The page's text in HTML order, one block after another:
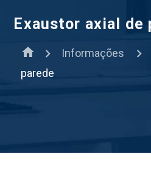
Exaustor axial de
home Informações
parede